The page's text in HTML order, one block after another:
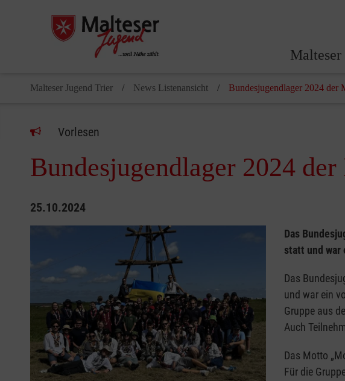
Malteser
Malteser Jugend Trier News Listenansicht Bundesjugendlager 2024 der
Vorlesen
Bundesjugendlager 2024
25.10.2024
Das
statt und
Das
und war ein
Gruppe aus
Auch
Das Motto
Für die